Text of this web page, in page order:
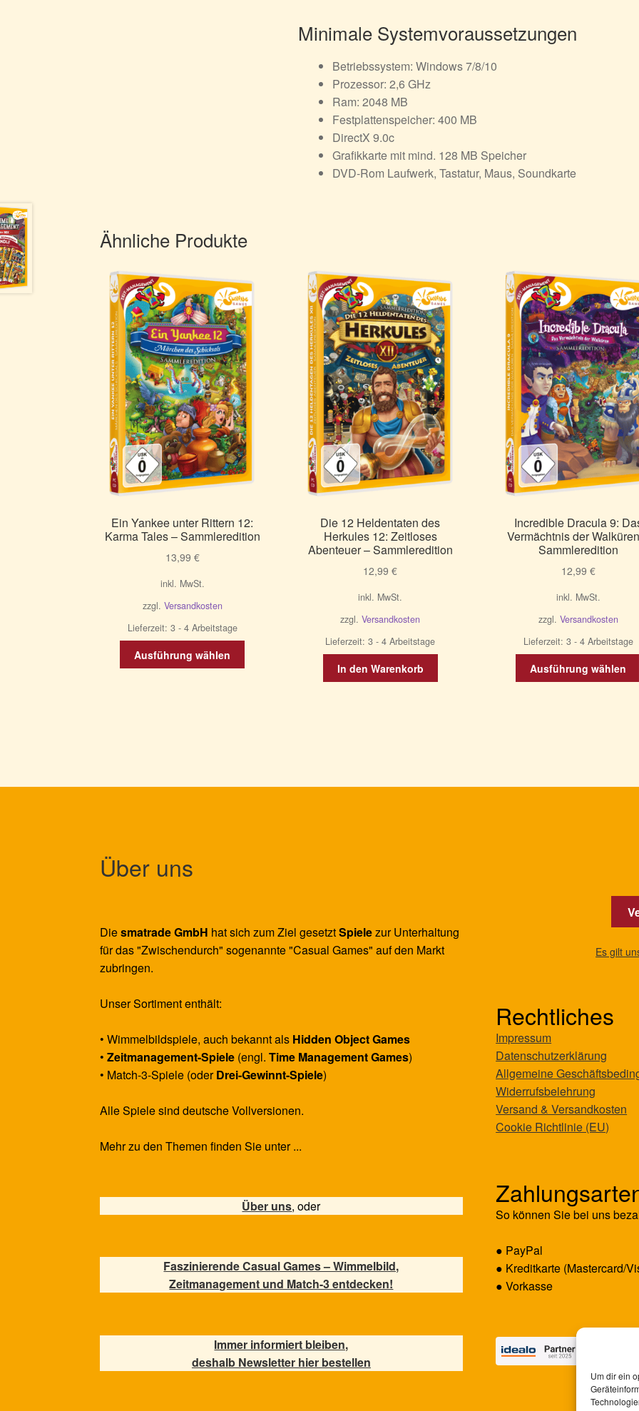
Um dir ein
Minimale Systemvoraussetzungen
Betriebssystem: Windows 7/8/10
Prozessor: 2,6 GHz
Ram: 2048 MB
Festplattenspeicher: 400 MB
DirectX 9.0c
Grafikkarte mit mind. 128 MB Speicher
DVD-Rom Laufwerk, Tastatur, Maus, Soundkarte
Ähnliche Produkte
Ein Yankee unter Rittern 12:
Karma Tales – Sammleredition
13,99 €
inkl. MwSt.
zzgl. Versandkosten
Lieferzeit: 3 - 4 Arbeitstage
Ausführung wählen
auf
Die 12 Heldentaten des
Herkules 12: Zeitloses
Abenteuer – Sammleredition
12,99€
inkl. MwSt.
zzgl.Versandkosten
Lieferzeit:3 - 4 Arbeitstage
In den Warenkorb
Incredible Dracula 9:
Vermächtnis der
Sammleredition
12,99 €
inkl. MwSt.
zzgl. Versandkosten
Lieferzeit: 3 - 4 Arbeitstage
Ausführung wählen
Über uns
Diesmatrade GmbH hat sich zum Ziel gesetztSpielezur Unterhaltung
für das "Zwischendurch" sogenannte "Casual Games" auf den Markt
zubringen.
Unser Sortiment enthält:
• Wimmelbildspiele, auch bekannt als Hidden Object Games
•Zeitmanagement-Spiele (engl.Time Management Games)
• Match-3-Spiele (oderDrei-Gewinnt-Spiele)
Alle Spiele sind deutsche Vollversionen.
Mehr zu den Themen finden Sie unter ...
Über uns, oder
Faszinierende Casual Games – Wimmelbild,
Zeitmanagement und Match-3 entdecken!
Immer informiert bleiben,
deshalb Newsletter hier bestellen
Es gilt
Rechtliches
Impressum
Datenschutzerklärung
Allgemeine
Widerrufsbelehrung
Versand & Versandkosten
Cookie Richtlinie (EU)
So können Sie bei uns
● PayPal
● Kreditkarte (Mastercard/
● Vorkasse